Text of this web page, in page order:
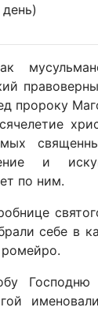
пророку
и
по ним.
себе в
ромейро.
Господню